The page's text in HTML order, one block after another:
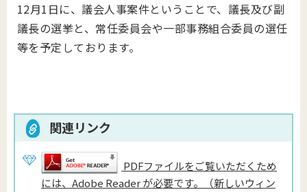
12月1日に、議会人事案件ということで、議長及び副
議長の選挙と、常任委員会や一部事務組合委員の選任
等を予定しております。
関連リンク
PDFファイルをご覧いただくため
には、Adobe Reader が必要です。（新しいウィン